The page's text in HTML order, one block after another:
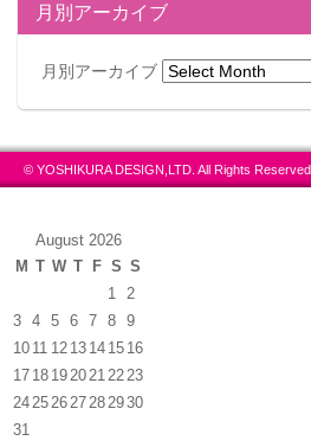
月別アーカイブ
月別アーカイブ
© YOSHIKURA DESIGN,LTD. All Rights Reserved.
August 2026
M T W T F S S
1
2
3
4 5 6 7 8
9
10 11 12 13 14 15 16
17 18 1920212223
24252627282930
31